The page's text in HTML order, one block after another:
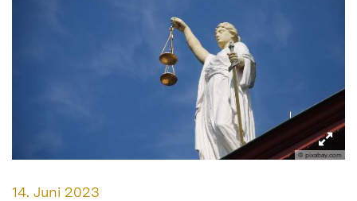
© pixabay.com
Datum:
14. Juni 2023